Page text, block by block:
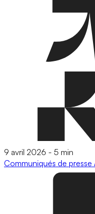
9 avril 2026 - 5 min
Communiqués de presse